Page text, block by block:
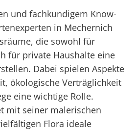
und fachkundigem Know-
in Mechernich
die sowohl für
für private Haushalte eine
Dabei spielen Aspekte
ökologische Verträglichkeit
eine wichtige Rolle.
mit seiner malerischen
Flora ideale